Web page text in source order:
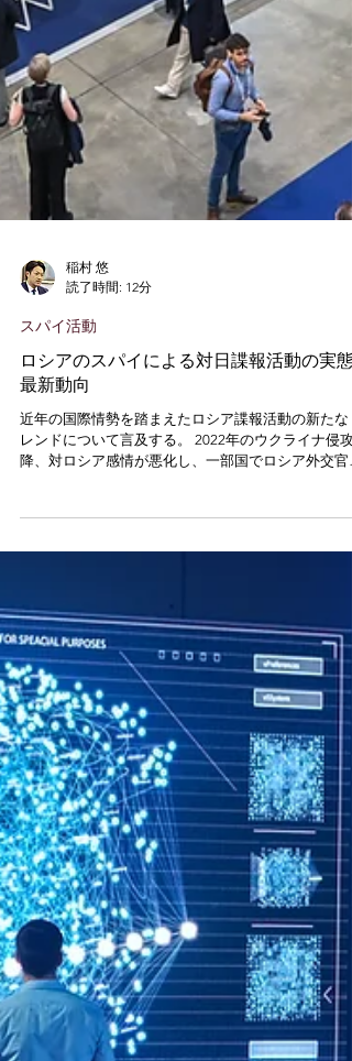
読了時間: 12分
スパイ活動
最新動向
近年の国際情勢を踏まえたロシア諜報活動の新たな
員がロシア人であることを伏せ、ウクライナや東欧
身者になりすます偽装を行う傾向が一段と強まって
る。